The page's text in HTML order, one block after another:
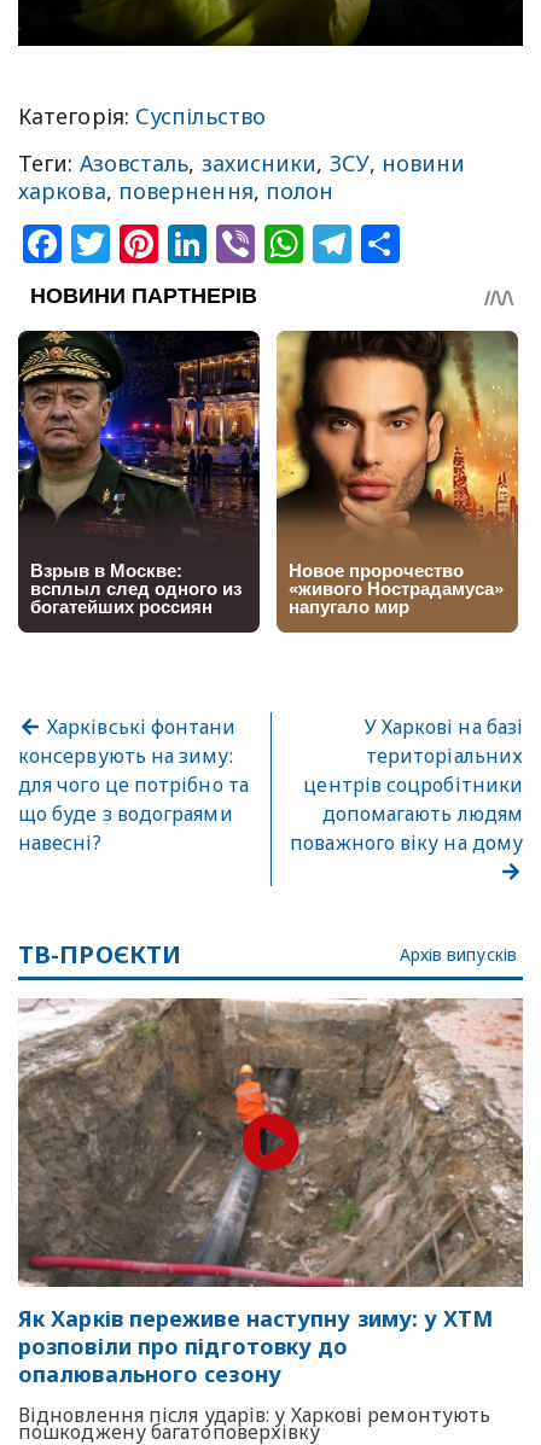
Категорія: Суспільство
Теги: Азовсталь, захисники, ЗСУ, новини
харкова, повернення, полон
Facebook
Twitter
Pinterest
LinkedIn
ViberWhatsApp
Telegram
Харківські фонтани
консервують на зиму:
для чого це потрібно та
що буде з водограями
навесні?
У Харкові на базі
територіальних
центрів соцробітники
допомагають людям
поважного віку на дому
ТВ-ПРОЄКТИ Архів випусків
Як Харків переживе наступну зиму: у ХТМ
розповіли про підготовку до
опалювального сезону
Відновлення після ударів: у Харкові ремонтують
пошкоджену багатоповерхівку